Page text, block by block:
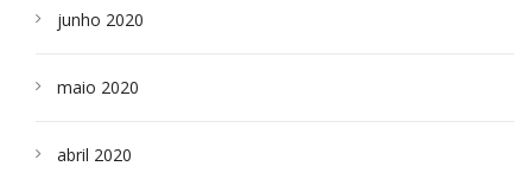
junho 2020
maio 2020
abril 2020